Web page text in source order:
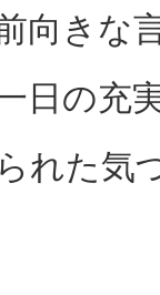
向きな
日の充
れた気